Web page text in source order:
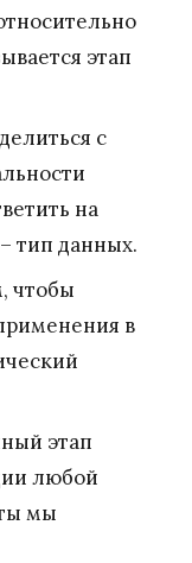
этап
с
на
тип данных.
чтобы
в
этап
любой
мы